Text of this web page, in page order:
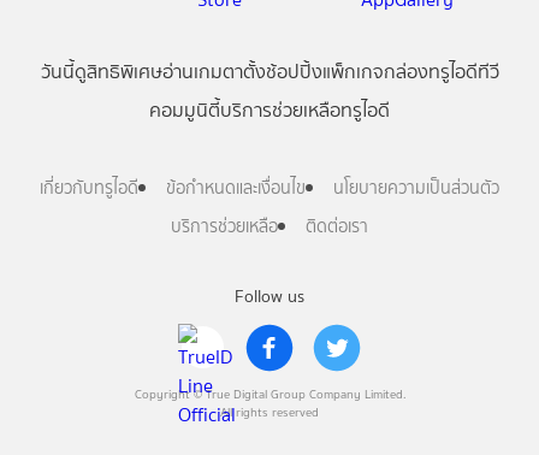
Follow us
Copyright © True Digital Group Company Limited.
All rights reserved
วันนี้ดูสิทธิพิเศษอ่านเกมตาตั้งช้อปปิ้งแพ็กเกจกล่องทรูไอดีทีวี
คอมมูนิตี้บริการช่วยเหลือทรูไอดี
เกี่ยวกับทรูไอดี ข้อกำหนดและเงื่อนไข
นโยบายความเป็นส่วนตัว
บริการช่วยเหลือ
ติดต่อเรา